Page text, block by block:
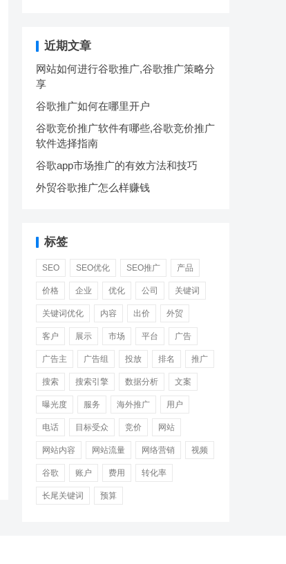
近期文章
网站如何进行谷歌推广,谷歌推广策略分
享
谷歌推广如何在哪里开户
谷歌竞价推广软件有哪些,谷歌竞价推广
软件选择指南
谷歌app市场推广的有效方法和技巧
外贸谷歌推广怎么样赚钱
标签
SEO SEO优化 SEO推广 产品
价格 企业 优化 公司 关键词
关键词优化 内容 出价 外贸
客户 展示 市场 平台 广告
广告主 广告组 投放 排名 推广
搜索 搜索引擎 数据分析 文案
曝光度 服务 海外推广 用户
电话 目标受众 竞价 网站
网站内容 网站流量 网络营销 视频
谷歌 账户 费用 转化率
长尾关键词 预算